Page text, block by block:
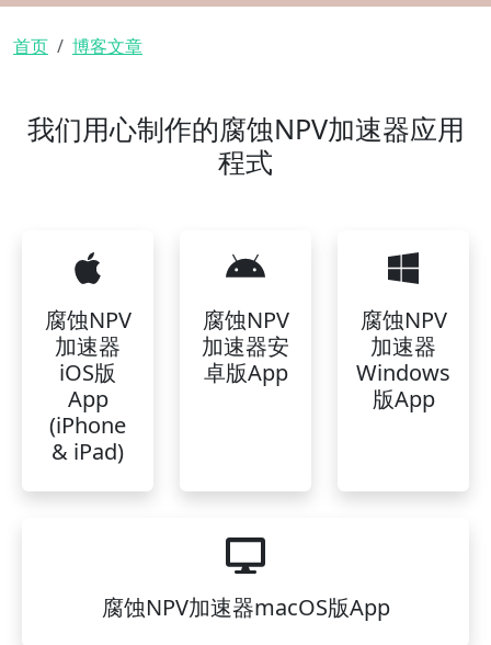
面包屑
首页 博客文章
我们用心制作的腐蚀NPV加速器应用
程式
腐蚀NPV
加速器
iOS版
App
(iPhone
& iPad)
腐蚀NPV
加速器安
卓版App
腐蚀NPV
加速器
Windows
版App
腐蚀NPV加速器macOS版App